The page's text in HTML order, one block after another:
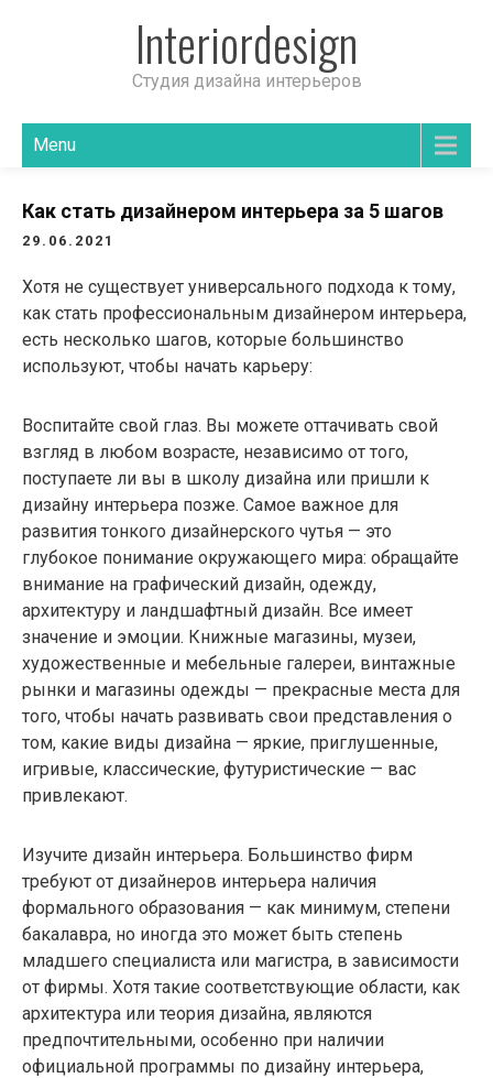
Interiordesign
Студия дизайна интерьеров
Menu
Как стать дизайнером интерьера за 5 шагов
29.06.2021
Хотя не существует универсального подхода к тому,
как стать профессиональным дизайнером интерьера,
есть несколько шагов, которые большинство
используют, чтобы начать карьеру:
Воспитайте свой глаз. Вы можете оттачивать свой
взгляд в любом возрасте, независимо от того,
поступаете ли вы в школу дизайна или пришли к
дизайну интерьера позже. Самое важное для
развития тонкого дизайнерского чутья — это
глубокое понимание окружающего мира: обращайте
внимание на графический дизайн, одежду,
архитектуру и ландшафтный дизайн. Все имеет
значение и эмоции. Книжные магазины, музеи,
художественные и мебельные галереи, винтажные
рынки и магазины одежды — прекрасные места для
того, чтобы начать развивать свои представления о
том, какие виды дизайна — яркие, приглушенные,
игривые, классические, футуристические — вас
привлекают.
Изучите дизайн интерьера. Большинство фирм
требуют от дизайнеров интерьера наличия
формального образования — как минимум, степени
бакалавра, но иногда это может быть степень
младшего специалиста или магистра, в зависимости
от фирмы. Хотя такие соответствующие области, как
архитектура или теория дизайна, являются
предпочтительными, особенно при наличии
официальной программы по дизайну интерьера,